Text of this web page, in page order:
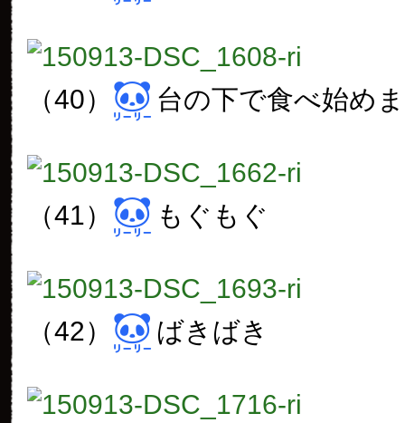
（40） 台の下で食べ始め
（41） もぐもぐ
（42） ばきばき